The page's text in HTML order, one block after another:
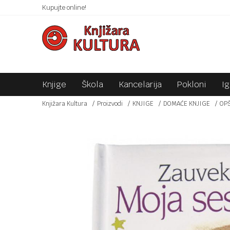
Kupujte online!SIGURNO PLAĆANJE PLATNIM KARTICAMA!
Knjige Škola Kancelarija Pokloni
Knjižara Kultura Proizvodi KNJIGE DOMAĆE KNJIGE